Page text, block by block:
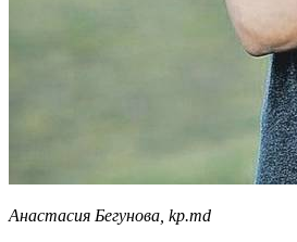
Анастасия Бегунова, kp.md